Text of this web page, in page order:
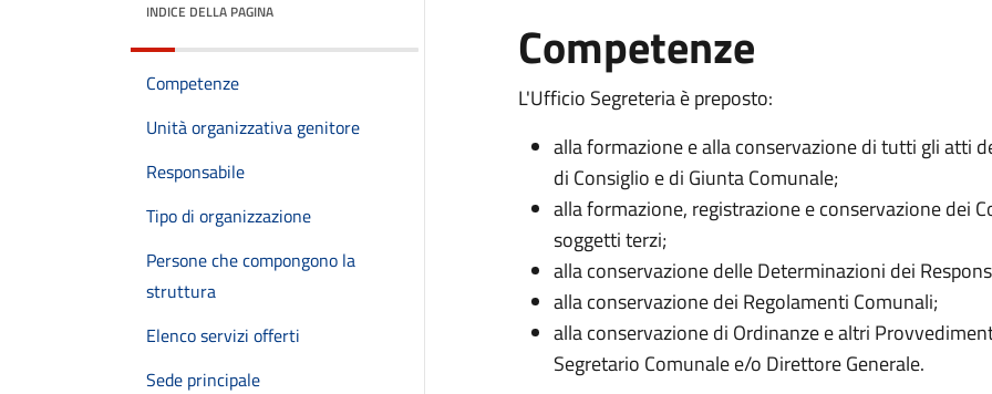
INDICE DELLA PAGINA
Competenze
Unità organizzativa genitore
Responsabile
Tipo di organizzazione
Persone che compongono la
struttura
Elenco servizi offerti
Sede principale
Competenze
L'Ufficio Segreteria è preposto:
alla formazione e alla conservazione di tutti gli atti
di Consiglio e di Giunta Comunale;
alla formazione, registrazione e conservazione dei
soggetti terzi;
alla conservazione delle Determinazioni dei
alla conservazione dei Regolamenti Comunali;
alla conservazione di Ordinanze e altri
Segretario Comunale e/o Direttore Generale.